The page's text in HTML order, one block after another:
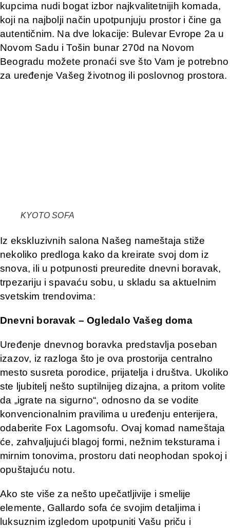
kupcima nudi bogat izbor najkvalitetnijih komada,
koji na najbolji način upotpunjuju prostor i čine ga
autentičnim. Na dve lokacije: Bulevar Evrope 2a u
Novom Sadu i Tošin bunar 270d na Novom
Beogradu možete pronaći sve što Vam je potrebno
za uređenje Vašeg životnog ili poslovnog prostora.
KYOTO SOFA
Iz ekskluzivnih salona Našeg nameštaja stiže
nekoliko predloga kako da kreirate svoj dom iz
snova, ili u potpunosti preuredite dnevni boravak,
trpezariju i spavaću sobu, u skladu sa aktuelnim
svetskim trendovima:
Dnevni boravak – Ogledalo Vašeg doma
Uređenje dnevnog boravka predstavlja poseban
izazov, iz razloga što je ova prostorija centralno
mesto susreta porodice, prijatelja i društva. Ukoliko
ste ljubitelj nešto suptilnijeg dizajna, a pritom volite
da „igrate na sigurno“, odnosno da se vodite
konvencionalnim pravilima u uređenju enterijera,
odaberite Fox Lagomsofu. Ovaj komad nameštaja
će, zahvaljujući blagoj formi, nežnim teksturama i
mirnim tonovima, prostoru dati neophodan spokoj i
opuštajuću notu.
Ako ste više za nešto upečatljivije i smelije
elemente, Gallardo sofa će svojim detaljima i
luksuznim izgledom upotpuniti Vašu priču i